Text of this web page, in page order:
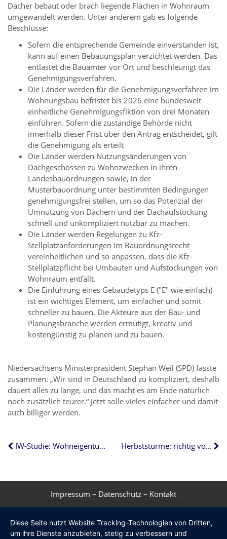
Dächer bebaut oder brach liegende Flächen in Wohnraum
umgewandelt werden. Unter anderem gab es folgende
Beschlüsse:
Sofern die entsprechende Gemeinde einverstanden ist,
kann auf einen Bebauungsplan verzichtet werden. Das
entlastet die Bauämter vor Ort und beschleunigt das
Genehmigungsverfahren.
Die Länder werden für die Genehmigungsverfahren im
Wohnungsbau befristet bis 2026 eine bundesweit
einheitliche Genehmigungsfiktion von drei Monaten
einführen. Sofern die zuständige Behörde nicht
innerhalb dieser Frist über den Antrag entscheidet, gilt
die Genehmigung als erteilt
Die Länder werden Nutzungsänderungen von
Dachgeschossen zu Wohnzwecken in ihren
Landesbauordnungen sowie, in der
Musterbauordnung unter bestimmten Bedingungen
genehmigungsfrei stellen, um so das Potenzial der
Umnutzung von Dächern und der Dachaufstockung
schnell und unkompliziert nutzbar zu machen.
Die Länder werden Regelungen zu Kfz-
Stellplatzanforderungen im Bauordnungsrecht
vereinheitlichen und so anpassen, dass die Kfz-
Stellplatzpflicht bei Umbauten und Aufstockungen von
Wohnraum entfällt.
Die Einführung eines Gebäudetyps E ("E" wie einfach)
ist ein wichtiges Element, um einfacher und somit
schneller zu bauen. Die Akteure aus der Bau- und
Planungsbranche werden ermutigt, kreativ und
kostengünstig zu planen und zu bauen.
Niedersachsens Ministerpräsident Stephan Weil (SPD) fasste
zusammen: „Wir sind in Deutschland zu kompliziert, deshalb
dauert alles zu lange, und das macht es am Ende natürlich
noch zusätzlich teurer.“ Jetzt solle vieles einfacher und damit
auch billiger werden.
IW-Studie: Wohneigentum heute erschwinglicher als früher Herbststürme: richtig vorbeugen und handeln
Impressum – Datenschutz – Kontakt
Diese Seite nutzt Website Tracking-Technologien von Dritten,
um ihre Dienste anzubieten, stetig zu verbessern und